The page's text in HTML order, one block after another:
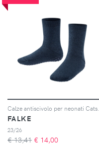
FALKE
23/26
€ 13,41 € 14,00